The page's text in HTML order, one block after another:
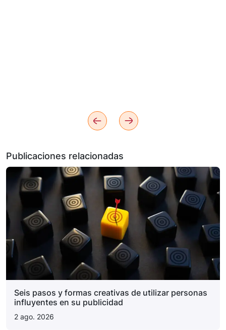
Publicaciones relacionadas
Seis pasos y formas creativas de utilizar personas
influyentes en su publicidad
2 ago. 2026